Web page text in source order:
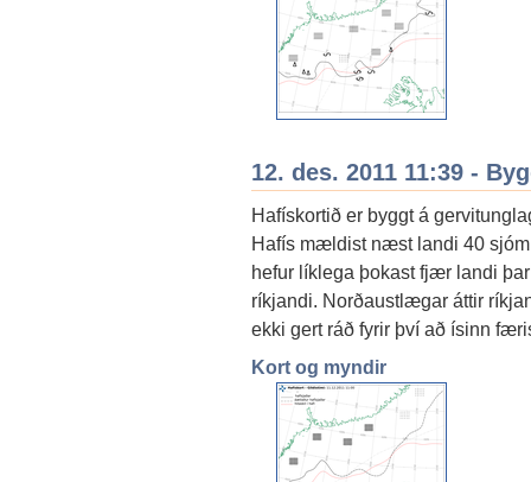
12. des. 2011 11:39 -
Hafískortið er byggt á
Hafís mældist næst landi 40
hefur líklega þokast fjær landi
ríkjandi. Norðaustlægar áttir
ekki gert ráð fyrir því að ísinn
Kort og myndir